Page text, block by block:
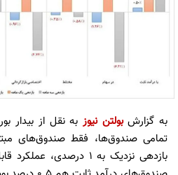
به گزارشبولتن نیوز به نقل از بیدار
تمامی صندوق‌ها، فقط صندوق‌های
بازدهی نزدیک به ١